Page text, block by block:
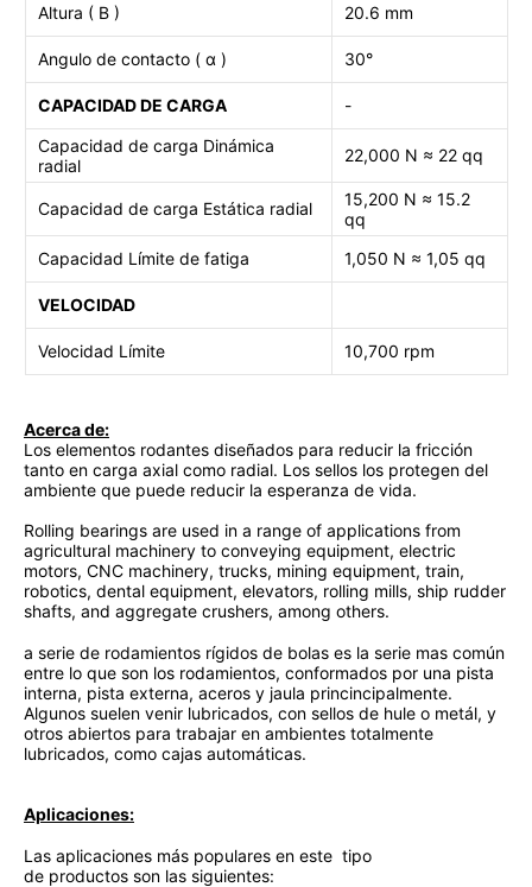
Altura ( B ) 20.6 mm
Angulo de contacto ( α ) 30°
CAPACIDAD DE CARGA
-
Capacidad de carga Dinámica
radial
22,000 N ≈ 22 qq
Capacidad de carga Estática radial
15,200 N ≈ 15.2
qq
Capacidad Límite de fatiga
1,050 N ≈ 1,05 qq
VELOCIDAD
Velocidad Límite 10,700 rpm
Acerca de:
Los elementos rodantes diseñados para reducir la fricción
tanto en carga axial como radial. Los sellos los protegen del
ambiente que puede reducir la esperanza de vida.
Rolling bearings are used in a range of applications from
agricultural machinery to conveying equipment, electric
motors, CNC machinery, trucks, mining equipment, train,
robotics, dental equipment, elevators, rolling mills, ship rudder
shafts, and aggregate crushers, among others.
a serie de rodamientos rígidos de bolas es la serie mas común
entre lo que son los rodamientos, conformados por una pista
interna, pista externa, aceros y jaula princincipalmente.
Algunos suelen venir lubricados, con sellos de hule o metál, y
otros abiertos para trabajar en ambientes totalmente
lubricados, como cajas automáticas.
Aplicaciones:
Las aplicaciones más populares en este tipo
de productos son las siguientes: